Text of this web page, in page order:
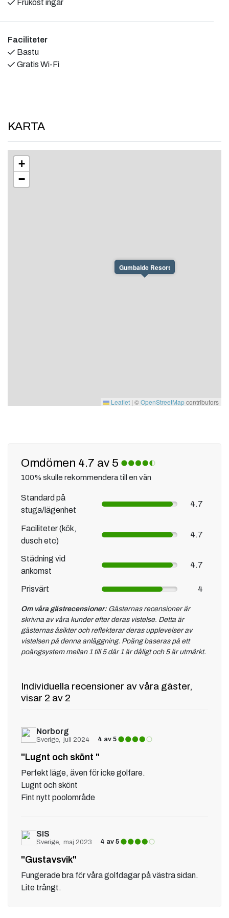
och bar, perfekt för bröllop och större fester.
I den vackra salen med stort panoramafönster ut mot
Hela anläggningen är naturskönt belägen intill Stånga
medeltida kyrka. Inom gångavstånd finns affär,
Vi ser fram emot att få välkomna dig till Gumbalde Resort!
Frukost ingår
Faciliteter
Bastu
Gratis Wi-Fi
KARTA
Gumbalde Resort
+
−
Leaflet | ©OpenStreetMapcontributors
Omdömen 4.7 av 5
100% skulle rekommendera till en vän
Standard på
stuga/lägenhet
4.7
Faciliteter (kök,
dusch etc)
4.7
Städning vid
ankomst
4.7
Prisvärt 4
Om våra gästrecensioner: Gästernas recensioner är
skrivna av våra kunder efter deras vistelse. Detta är
gästernas åsikter och reflekterar deras upplevelser av
vistelsen på denna anläggning. Poäng baseras på ett
poängsystem mellan 1 till 5 där 1 är dåligt och 5 är utmärkt.
Individuella recensioner av våra gäster,
visar 2 av 2
Norborg
Sverige juli 2024 4 av 5
"Lugnt och skönt "
Perfekt läge, även för icke golfare.
Lugnt och skönt
SIS
Sverige maj 2023 4 av 5
"Gustavsvik"
Fungerade bra för våra golfdagar på västra sidan.
Lite trångt.